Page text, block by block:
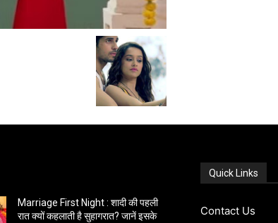
Marriage First Night : शादी की पहली
रात क्यों कहलाती है सुहागरात? जानें इसके
Quick Links
Contact Us